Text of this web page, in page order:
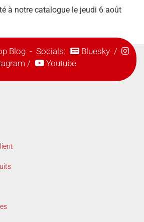
à notre catalogue le jeudi 6 août
Blog- Socials: Bluesky/
/ Youtube